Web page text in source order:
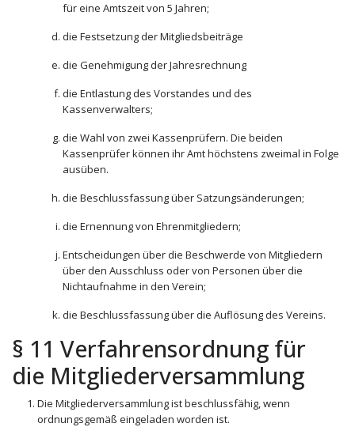
für eine Amtszeit von 5 Jahren;
die Festsetzung der Mitgliedsbeiträge
die Genehmigung der Jahresrechnung
die Entlastung des Vorstandes und des
Kassenverwalters;
die Wahl von zwei Kassenprüfern. Die beiden
Kassenprüfer können ihr Amt höchstens zweimal in Folge
ausüben.
die Beschlussfassung über Satzungsänderungen;
die Ernennung von Ehrenmitgliedern;
Entscheidungen über die Beschwerde von Mitgliedern
über den Ausschluss oder von Personen über die
Nichtaufnahme in den Verein;
die Beschlussfassung über die Auflösung des Vereins.
§ 11 Verfahrensordnung für
die Mitgliederversammlung
Die Mitgliederversammlung ist beschlussfähig, wenn
ordnungsgemäß eingeladen worden ist.